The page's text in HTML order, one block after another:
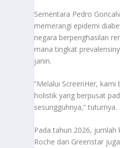
Sementara Pedro
memerangi epidemi
negara berpenghasilan
mana tingkat
janin.
“Melalui ScreenHer,
holistik yang berpusat
sesungguhnya,” tuturnya.
Pada tahun 2026, jumlah
Roche dan Greenstar